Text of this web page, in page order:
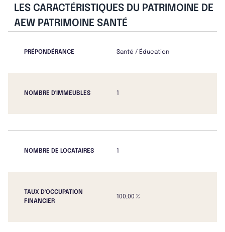
LES CARACTÉRISTIQUES DU PATRIMOINE DE
AEW PATRIMOINE SANTÉ
PRÉPONDÉRANCE Santé / Éducation
NOMBRE D'IMMEUBLES 1
NOMBRE DE LOCATAIRES 1
TAUX D'OCCUPATION
FINANCIER
100,00 %